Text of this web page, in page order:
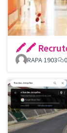
🖍🖍
RAPA 1903 0